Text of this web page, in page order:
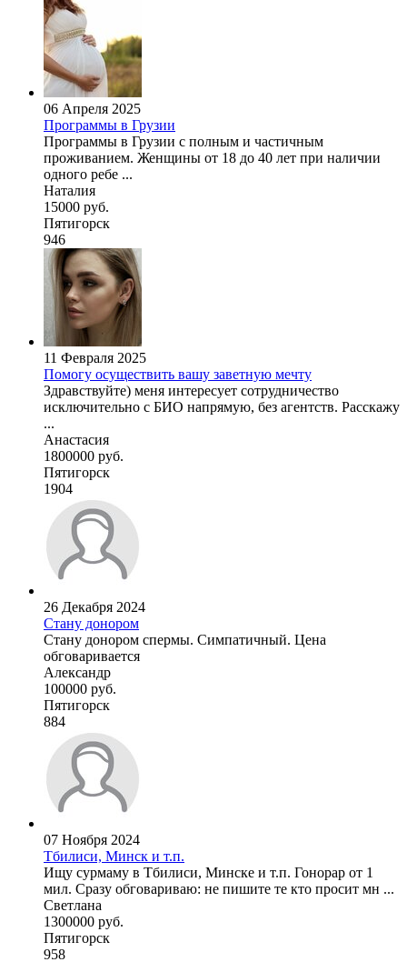
06 Апреля 2025
Программы в Грузии
Программы в Грузии с полным и частичным
проживанием. Женщины от 18 до 40 лет при наличии
одного ребе ...
Наталия
15000 руб.
Пятигорск
946
11 Февраля 2025
Помогу осуществить вашу заветную мечту
Здравствуйте) меня интересует сотрудничество
исключительно с БИО напрямую, без агентств. Расскажу
...
Анастасия
1800000 руб.
Пятигорск
1904
26 Декабря 2024
Стану донором
Стану донором спермы. Симпатичный. Цена
обговаривается
Александр
100000 руб.
Пятигорск
884
07 Ноября 2024
Тбилиси, Минск и т.п.
Ищу сурмаму в Тбилиси, Минске и т.п. Гонорар от 1
мил. Сразу обговариваю: не пишите те кто просит мн ...
Светлана
1300000 руб.
Пятигорск
958